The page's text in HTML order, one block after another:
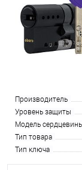
Производитель
Уровень защиты
Модель
Тип товара
Тип ключа